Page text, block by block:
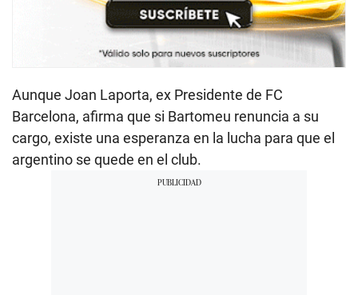
Aunque Joan Laporta, ex Presidente de FC
Barcelona, afirma que si Bartomeu renuncia a su
cargo, existe una esperanza en la lucha para que el
argentino se quede en el club.